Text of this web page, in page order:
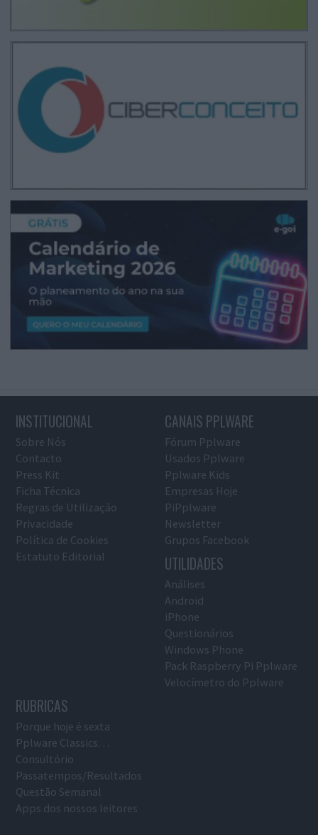
INSTITUCIONAL
Sobre Nós
Contacto
Press Kit
Ficha Técnica
Regras de Utilização
Privacidade
Política de Cookies
Estatuto Editorial
CANAIS PPLWARE
Fórum Pplware
Usados Pplware
Pplware Kids
Empresas Hoje
PiPplware
Newsletter
Grupos Facebook
UTILIDADES
Análises
Android
iPhone
Questionários
Windows Phone
Pack Raspberry Pi Pplware
Velocímetro do Pplware
RUBRICAS
Porque hoje é sexta
Pplware Classics…
Consultório
Passatempos/Resultados
Questão Semanal
Apps dos nossos leitores